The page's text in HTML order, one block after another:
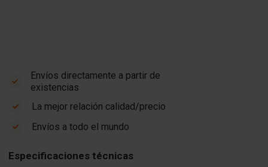
Envíos directamente a partir de
existencias
La mejor relación calidad/precio
Envíos a todo el mundo
Especificaciones técnicas